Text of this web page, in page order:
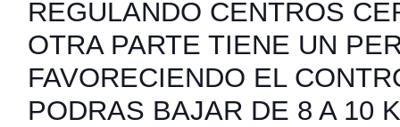
REGULANDO CENTROS
OTRA PARTE TIENE UN
FAVORECIENDO EL
PODRAS BAJAR DE 8 A 10